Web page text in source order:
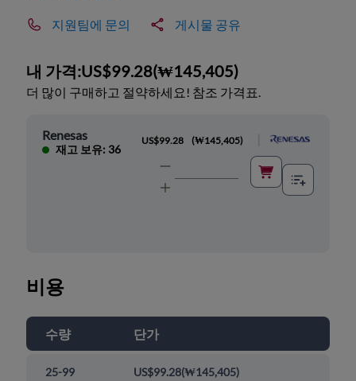
지원팀에 문의 게시물 공유
내 가격:US$99.28(₩145,405)
더 많이 구매하고 절약하세요! 참조 가격표.
Renesas
재고 보유: 36
US$99.28 (₩145,405)
비용
수량 단가
25-99 US$99.28(₩145,405)